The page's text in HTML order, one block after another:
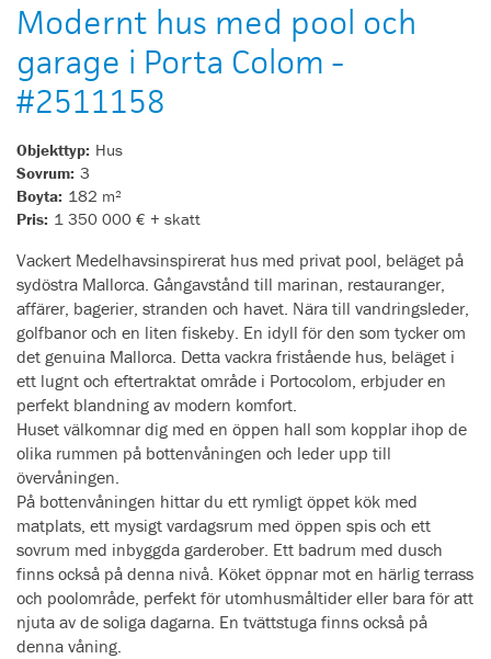
Modernt hus med pool och
garage i Porta Colom -
#2511158
Objekttyp: Hus
Sovrum: 3
Boyta: 182 m²
Pris: 1 350 000 € + skatt
Vackert Medelhavsinspirerat hus med privat pool, beläget på
sydöstra Mallorca. Gångavstånd till marinan, restauranger,
affärer, bagerier, stranden och havet. Nära till vandringsleder,
golfbanor och en liten fiskeby. En idyll för den som tycker om
det genuina Mallorca. Detta vackra fristående hus, beläget i
ett lugnt och eftertraktat område i Portocolom, erbjuder en
perfekt blandning av modern komfort.
Huset välkomnar dig med en öppen hall som kopplar ihop de
olika rummen på bottenvåningen och leder upp till
övervåningen.
På bottenvåningen hittar du ett rymligt öppet kök med
matplats, ett mysigt vardagsrum med öppen spis och ett
sovrum med inbyggda garderober. Ett badrum med dusch
finns också på denna nivå. Köket öppnar mot en härlig terrass
och poolområde, perfekt för utomhusmåltider eller bara för att
njuta av de soliga dagarna. En tvättstuga finns också på
denna våning.